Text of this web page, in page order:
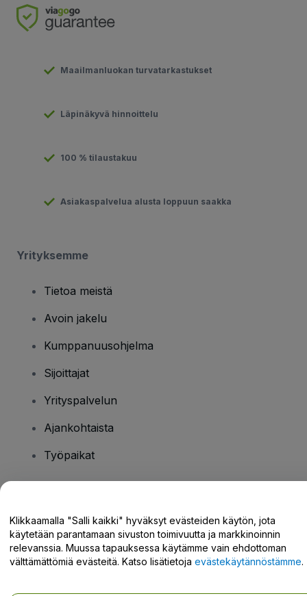
Maailmanluokan turvatarkastukset
Läpinäkyvä hinnoittelu
100 % tilaustakuu
Asiakaspalvelua alusta loppuun saakka
Yrityksemme
Tietoa meistä
Avoin jakelu
Kumppanuusohjelma
Sijoittajat
Yrityspalvelun
Ajankohtaista
Työpaikat
Tukikeskus / Ota meihin yhteyttä
Klikkaamalla "Salli kaikki" hyväksyt evästeiden käytön, jota
käytetään parantamaan sivuston toimivuutta ja markkinoinnin
relevanssia. Muussa tapauksessa käytämme vain ehdottoman
välttämättömiä evästeitä. Katso lisätietoja evästekäytännöstämme.